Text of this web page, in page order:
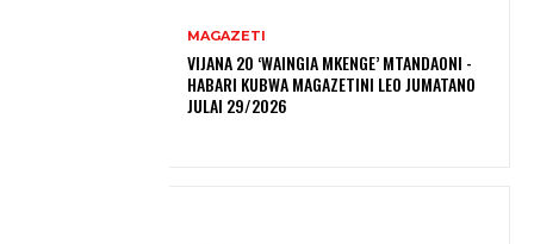
MAGAZETI
VIJANA 20 ‘WAINGIA MKENGE’ MTANDAONI -
HABARI KUBWA MAGAZETINI LEO JUMATANO
JULAI 29/2026